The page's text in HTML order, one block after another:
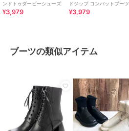
ンドトゥダービーシューズ
¥3,979
ドジップ コンバットブーツ
¥3,979
ブーツの類似アイテム